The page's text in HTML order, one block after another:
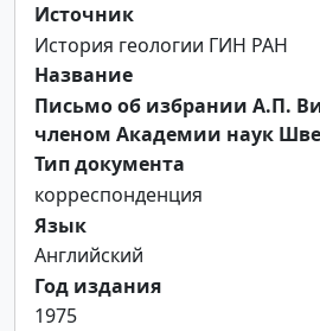
Источник
История геологии ГИН РАН
Название
Письмо об избрании А.П.
членом Академии наук
Тип документа
корреспонденция
Язык
Английский
Год издания
1975